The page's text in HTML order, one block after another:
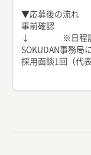
▼応募後の流れ
事前確認
↓ ※日程調整
SOKUDAN事務局
採用面談1回（代